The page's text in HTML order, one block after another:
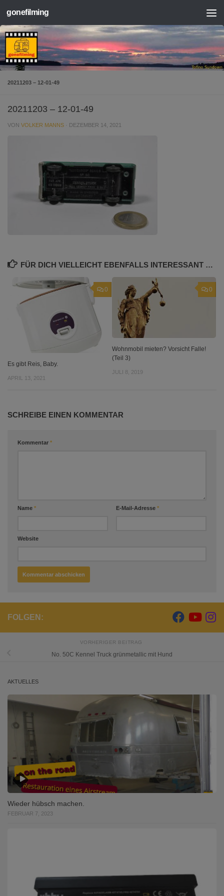
Zum Inhalt springen
gonefilming
20211203 – 12-01-49
20211203 – 12-01-49
VON VOLKER MANNS · DEZEMBER 14, 2021
FÜR DICH VIELLEICHT EBENFALLS INTERESSANT …
0
Es gibt Reis, Baby.
APRIL 13, 2021
0
Wohnmobil mieten? Vorsicht Falle!
(Teil 3)
JULI 8, 2019
SCHREIBE EINEN KOMMENTAR
Kommentar *
Name * E-Mail-Adresse *
Website
FOLGEN:
VORHERIGER BEITRAG
No. 50C Kennel Truck grünmetallic mit Hund
AKTUELLES
Wieder hübsch machen.
FEBRUAR 7, 2023